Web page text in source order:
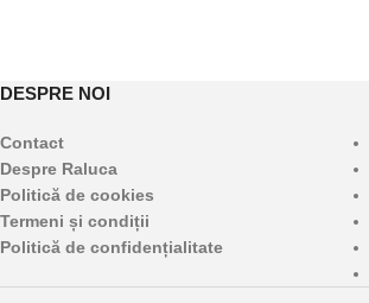
DESPRE NOI
Contact
Despre Raluca
Politică de cookies
Termeni și condiții
Politică de confidențialitate